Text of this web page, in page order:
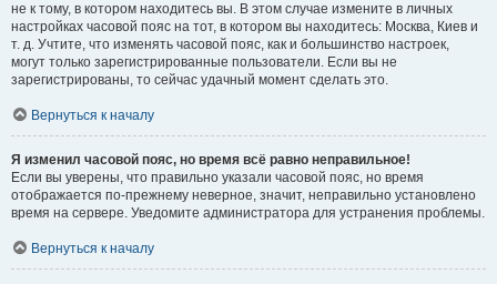
не к тому, в котором находитесь вы. В этом случае измените в личных
настройках часовой пояс на тот, в котором вы находитесь: Москва, Киев и
т. д. Учтите, что изменять часовой пояс, как и большинство настроек,
могут только зарегистрированные пользователи. Если вы не
зарегистрированы, то сейчас удачный момент сделать это.
Вернуться к началу
Я изменил часовой пояс, но время всё равно неправильное!
Если вы уверены, что правильно указали часовой пояс, но время
отображается по-прежнему неверное, значит, неправильно установлено
время на сервере. Уведомите администратора для устранения проблемы.
Вернуться к началу